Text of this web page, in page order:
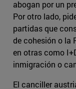
abogan por un
Por otro lado,
partidas que
de cohesión o la
en otras como
inmigración o
El canciller